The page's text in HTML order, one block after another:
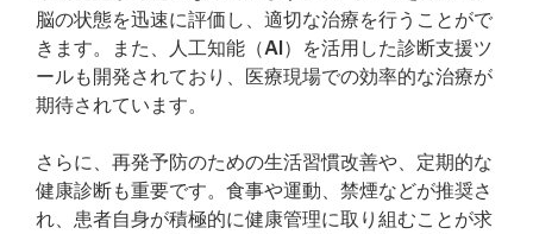
脳の状態を迅速に評価し、適切な治療を行うことがで
きます。また、人工知能（AI）を活用した診断支援ツ
ールも開発されており、医療現場での効率的な治療が
期待されています。
さらに、再発予防のための生活習慣改善や、定期的な
健康診断も重要です。食事や運動、禁煙などが推奨さ
れ、患者自身が積極的に健康管理に取り組むことが求